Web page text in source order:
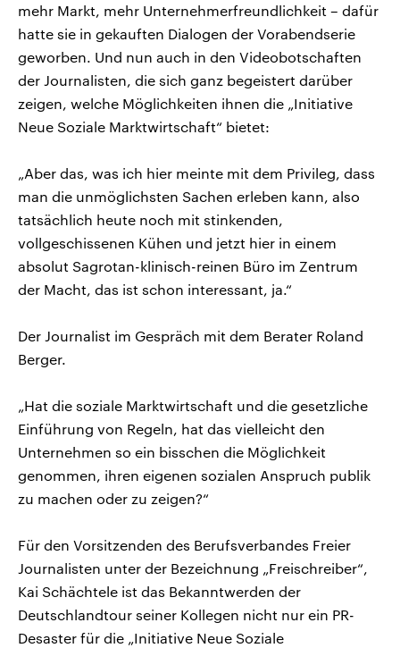
mehr Markt, mehr Unternehmerfreundlichkeit – dafür
hatte sie in gekauften Dialogen der Vorabendserie
geworben. Und nun auch in den Videobotschaften
der Journalisten, die sich ganz begeistert darüber
zeigen, welche Möglichkeiten ihnen die „Initiative
Neue Soziale Marktwirtschaft“ bietet:
„Aber das, was ich hier meinte mit dem Privileg, dass
man die unmöglichsten Sachen erleben kann, also
tatsächlich heute noch mit stinkenden,
vollgeschissenen Kühen und jetzt hier in einem
absolut Sagrotan-klinisch-reinen Büro im Zentrum
der Macht, das ist schon interessant, ja.“
Der Journalist im Gespräch mit dem Berater Roland
Berger.
„Hat die soziale Marktwirtschaft und die gesetzliche
Einführung von Regeln, hat das vielleicht den
Unternehmen so ein bisschen die Möglichkeit
genommen, ihren eigenen sozialen Anspruch publik
zu machen oder zu zeigen?“
Für den Vorsitzenden des Berufsverbandes Freier
Journalisten unter der Bezeichnung „Freischreiber“,
Kai Schächtele ist das Bekanntwerden der
Deutschlandtour seiner Kollegen nicht nur ein PR-
Desaster für die „Initiative Neue Soziale